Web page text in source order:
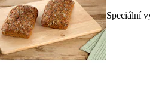
Speciální